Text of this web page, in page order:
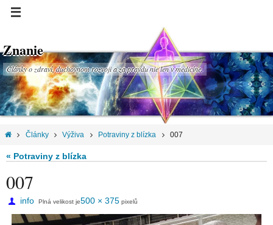
Znanie
Články o zdraví, duchovnom rozvoji a za pravdu nie len v medicíne.
Články Výživa Potraviny z blízka 007
« Potraviny z blízka
007
info Plná velikost je500 × 375 pixelů